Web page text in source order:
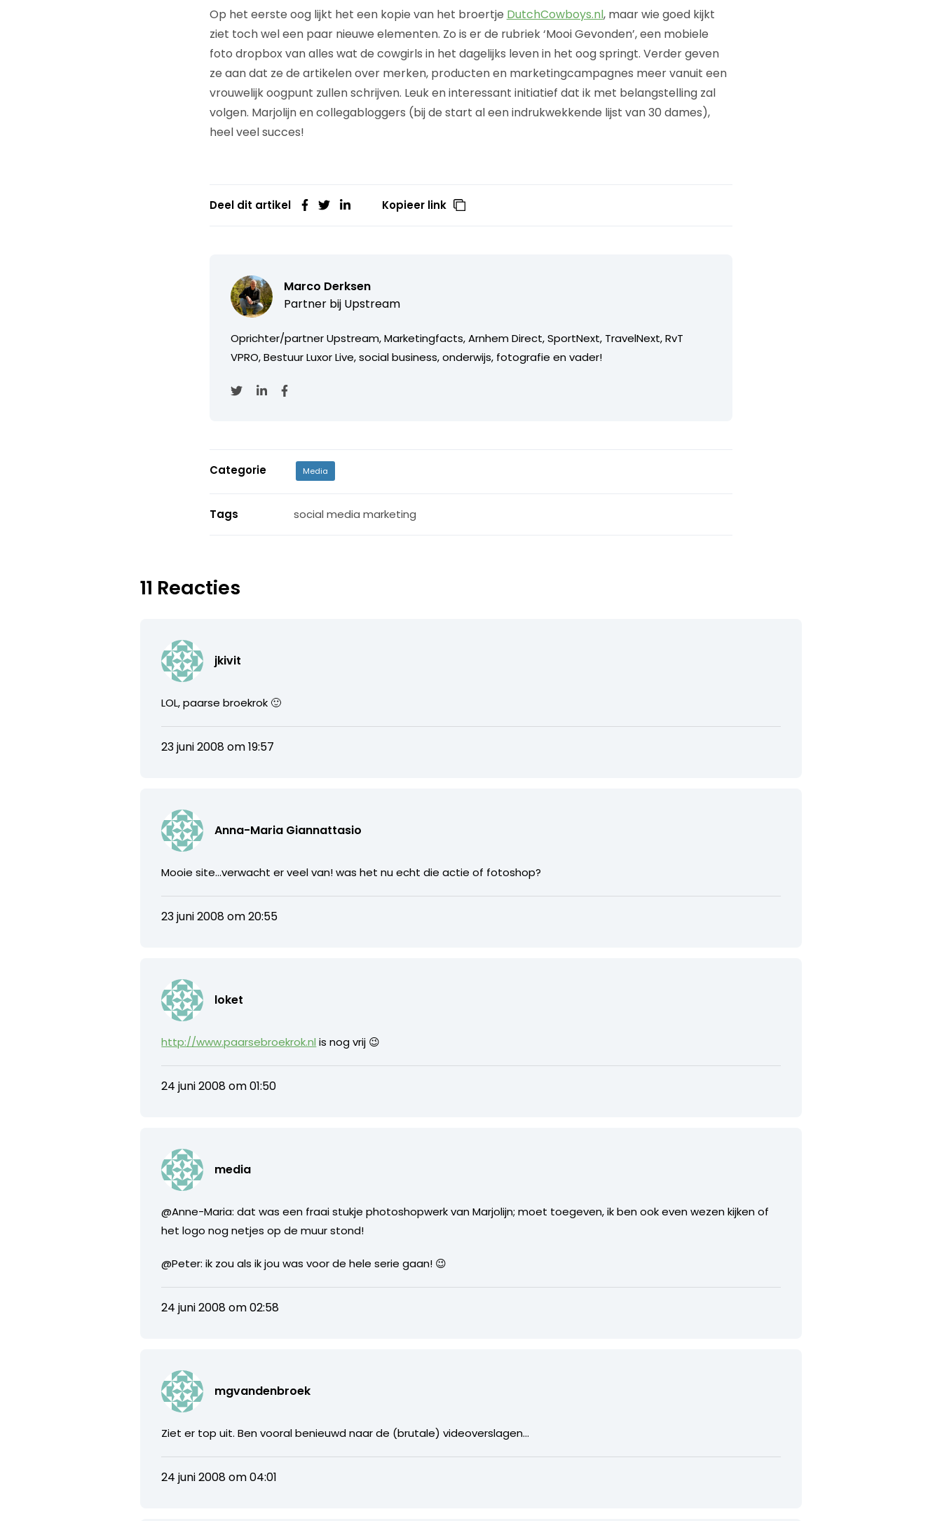
Op het eerste oog lijkt het een kopie van het broertje DutchCowboys.nl, maar wie goed kijkt
ziet toch wel een paar nieuwe elementen. Zo is er de rubriek ‘Mooi Gevonden’, een mobiele
foto dropbox van alles wat de cowgirls in het dagelijks leven in het oog springt. Verder geven
ze aan dat ze de artikelen over merken, producten en marketingcampagnes meer vanuit een
vrouwelijk oogpunt zullen schrijven. Leuk en interessant initiatief dat ik met belangstelling zal
volgen. Marjolijn en collegabloggers (bij de start al een indrukwekkende lijst van 30 dames),
heel veel succes!
Deel dit artikel Kopieer link
Marco Derksen
Partner bij Upstream
Oprichter/partner Upstream, Marketingfacts, Arnhem Direct, SportNext, TravelNext, RvT
VPRO, Bestuur Luxor Live, social business, onderwijs, fotografie en vader!
Categorie Media
Tags social media marketing
11 Reacties
jkivit
LOL, paarse broekrok 🙂
23 juni 2008 om 19:57
Anna-Maria Giannattasio
Mooie site…verwacht er veel van! was het nu echt die actie of fotoshop?
23 juni 2008 om 20:55
loket
http://www.paarsebroekrok.nl is nog vrij 😉
24 juni 2008 om 01:50
media
@Anne-Maria: dat was een fraai stukje photoshopwerk van Marjolijn; moet toegeven, ik ben ook even wezen kijken of
het logo nog netjes op de muur stond!
@Peter: ik zou als ik jou was voor de hele serie gaan! 😉
24 juni 2008 om 02:58
mgvandenbroek
Ziet er top uit. Ben vooral benieuwd naar de (brutale) videoverslagen…
24 juni 2008 om 04:01